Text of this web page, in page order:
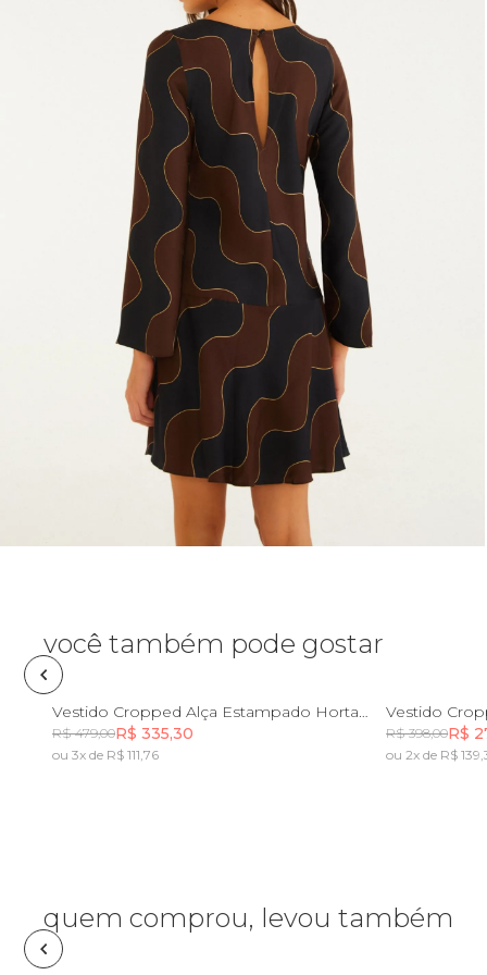
Fone e headphone
Frescobol
Lancheira
Lenço
Mala
Meia
Necessaire
Óculos de sol
Porta incenso e incensário
você também pode gostar
PP GG Vestido Cropped Alça Estampado Horta Tropical
R$ 479,00R$ 335,30
ou 3x de R$ 111,76
PP
R$ 398,00R$
ou 2x de R$
quem comprou, levou também